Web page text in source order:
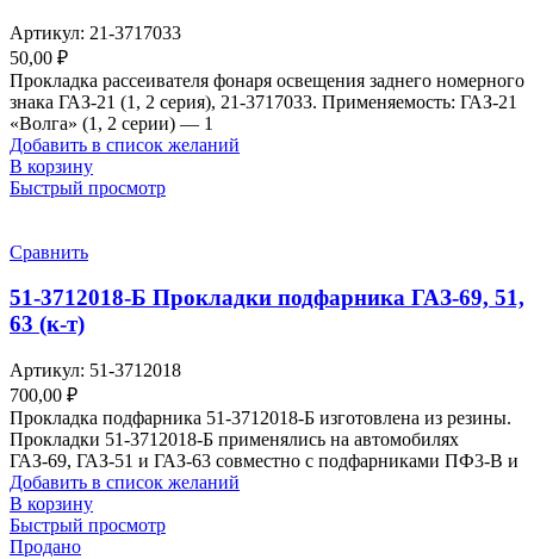
Артикул: 21-3717033
50,00 ₽
Прокладка рассеивателя фонаря освещения заднего номерного
знака ГАЗ-21 (1, 2 серия), 21-3717033. Применяемость: ГАЗ-21
«Волга» (1, 2 серии) — 1
Добавить в список желаний
В корзину
Быстрый просмотр
Сравнить
51-3712018-Б Прокладки подфарника ГАЗ-69, 51,
63 (к-т)
Артикул: 51-3712018
700,00 ₽
Прокладка подфарника 51-3712018-Б изготовлена из резины.
Прокладки 51-3712018-Б применялись на автомобилях
ГАЗ-69, ГАЗ-51 и ГАЗ-63 совместно с подфарниками ПФ3-В и
Добавить в список желаний
В корзину
Быстрый просмотр
Продано